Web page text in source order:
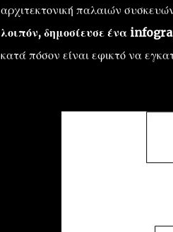
αρχιτεκτονική παλαιών
λοιπόν, δημοσίευσε ένα
κατά πόσον είναι εφικτό να